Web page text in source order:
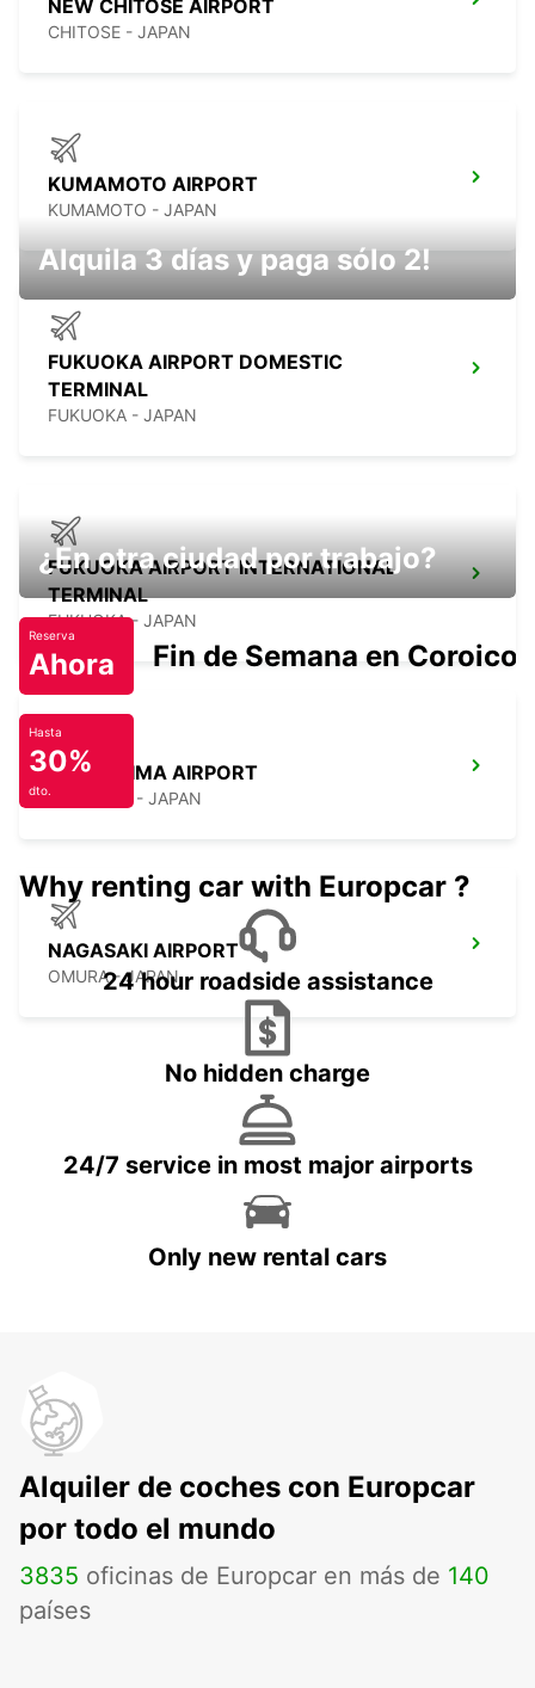
NEW CHITOSE AIRPORT
CHITOSE - JAPAN
KUMAMOTO AIRPORT
KUMAMOTO - JAPAN
FUKUOKA AIRPORT DOMESTIC
TERMINAL
FUKUOKA - JAPAN
FUKUOKA AIRPORT INTERNATIONAL
TERMINAL
FUKUOKA - JAPAN
KAGOSHIMA AIRPORT
KIRISHIMA - JAPAN
NAGASAKI AIRPORT
OMURA - JAPAN
Alquila 3 días y paga sólo 2!
¿En otra ciudad por trabajo?
Reserva
Ahora Fin de Semana en Coroico.
Hasta
30%
dto.
Why renting car with Europcar ?
24 hour roadside assistance
No hidden charge
24/7 service in most major airports
Only new rental cars
Alquiler de coches con Europcar
por todo el mundo
3835 oficinas de Europcar en más de 140
países